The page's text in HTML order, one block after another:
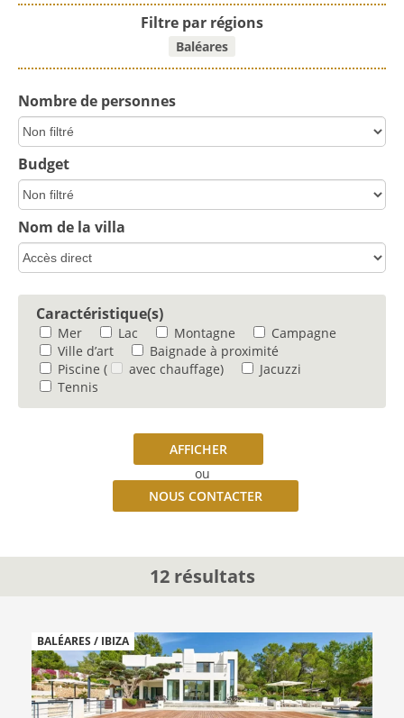
Filtre par régions
Baléares
Nombre de personnes
Budget
Nom de la villa
Caractéristique(s)
Mer Lac Montagne
Campagne
Ville d’art
Baignade à proximité
Piscine ( avec chauffage)
Jacuzzi
Tennis
AFFICHER
ou
NOUS CONTACTER
12 résultats
BALÉARES / IBIZA